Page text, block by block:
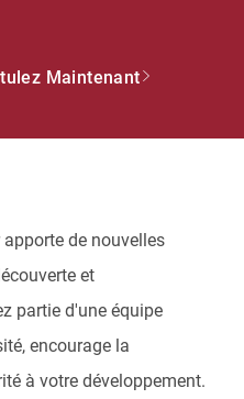
Maintenant
apporte de nouvelles
et
partie d'une équipe
encourage la
à votre développement.